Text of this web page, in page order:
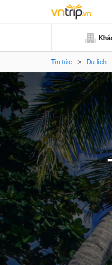
Tin tức > Du lịch